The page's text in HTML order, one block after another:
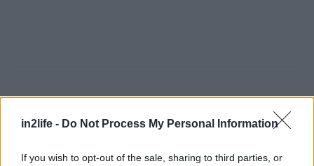
in2life - Do Not Process My Personal Information
If you wish to opt-out of the sale, sharing to third parties, or
Διαβάστε επίσης